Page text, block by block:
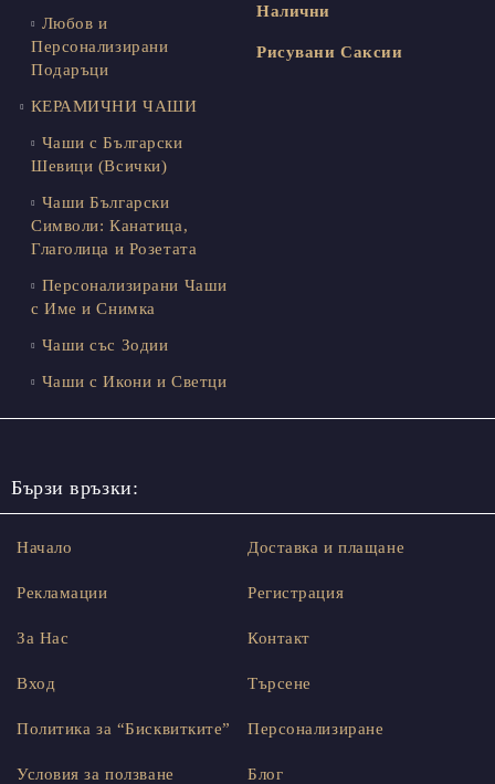
Любов и
Персонализирани
Подаръци
КЕРАМИЧНИ ЧАШИ
Чаши с Български
Шевици (Всички)
Чаши Български
Символи: Канатица,
Глаголица и Розетата
Персонализирани Чаши
с Име и Снимка
Чаши със Зодии
Чаши с Икони и Светци
Налични
Рисувани Саксии
Бързи връзки:
Начало
Рекламации
За Нас
Вход
Доставка и плащане
Регистрация
Контакт
Търсене
Политика за “Бисквитките”
Условия за ползване
Персонализиране
Блог